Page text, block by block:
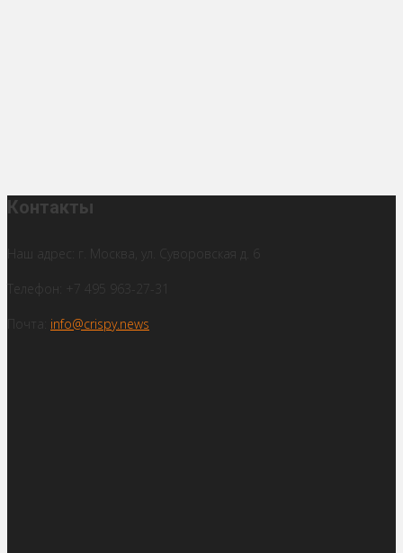
Контакты
Наш адрес: г. Москва, ул. Суворовская д. 6
Телефон: +7 495 963-27-31
Почта: info@crispy.news